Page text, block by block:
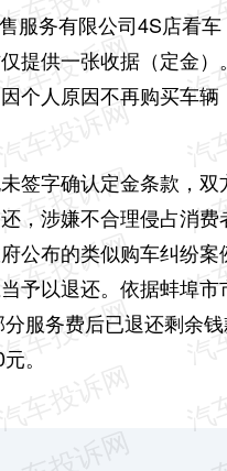
服务有限公司4S店看
提供一张收据（定金
个人原因不再购买车
签字确认定金条款，
，涉嫌不合理侵占消
公布的类似购车纠纷
予以退还。依据蚌埠市
服务费后已退还剩余
。